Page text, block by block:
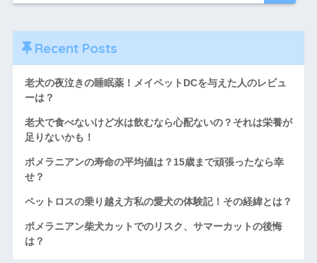
Recent Posts
老犬の夜泣きの睡眠薬！メイペットDCを与えた人のレビュ
ーは？
老犬で食べないけど水は飲むなら心配ないの？それは栄養が
足りないかも！
ポメラニアンの寿命の平均値は？15歳まで頑張ったなら幸
せ？
ペットロスの乗り越え方私の愛犬の体験記！その経緯とは？
ポメラニアン柴犬カットでのリスク、サマーカットの後悔
は？